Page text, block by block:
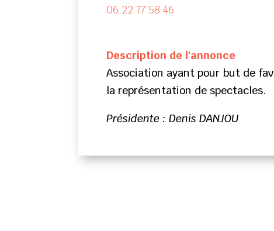
06 22 77 58 46
Description de l'annonce
Association ayant pour but de
la représentation de spectacles.
Présidente : Denis DANJOU